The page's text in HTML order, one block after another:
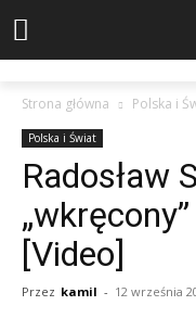
Strona główna Polska i
Polska i Świat
Radosław
[Video]
Przez kamil - 12 września